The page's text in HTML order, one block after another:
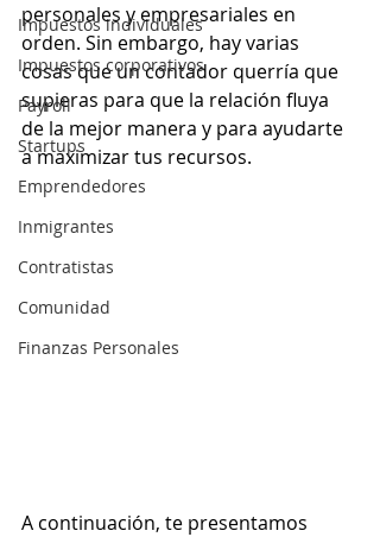
Impuestos individuales
Impuestos corporativos
Payroll
Startups
Emprendedores
Inmigrantes
Contratistas
Comunidad
Finanzas Personales
personales y empresariales en
orden. Sin embargo, hay varias
cosas que un contador querría que
supieras para que la relación fluya
de la mejor manera y para ayudarte
a maximizar tus recursos.
A continuación, te presentamos